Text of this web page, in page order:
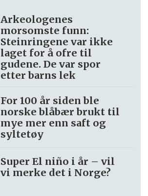
Arkeologenes
morsomste funn:
Steinringene var ikke
laget for å ofre til
gudene. De var spor
etter barns lek
For 100 år siden ble
norske blåbær brukt til
mye mer enn saft og
syltetøy
Super El niño i år – vil
vi merke det i Norge?